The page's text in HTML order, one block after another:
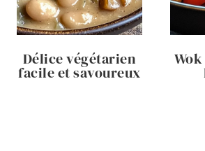
Délice végétarien
facile et savoureux